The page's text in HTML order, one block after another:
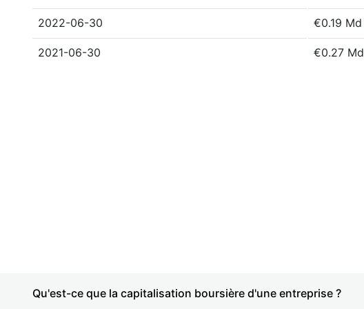
2022-06-30 €0.19 Md
2021-06-30 €0.27 Md
Qu'est-ce que la capitalisation boursière d'une entreprise ?